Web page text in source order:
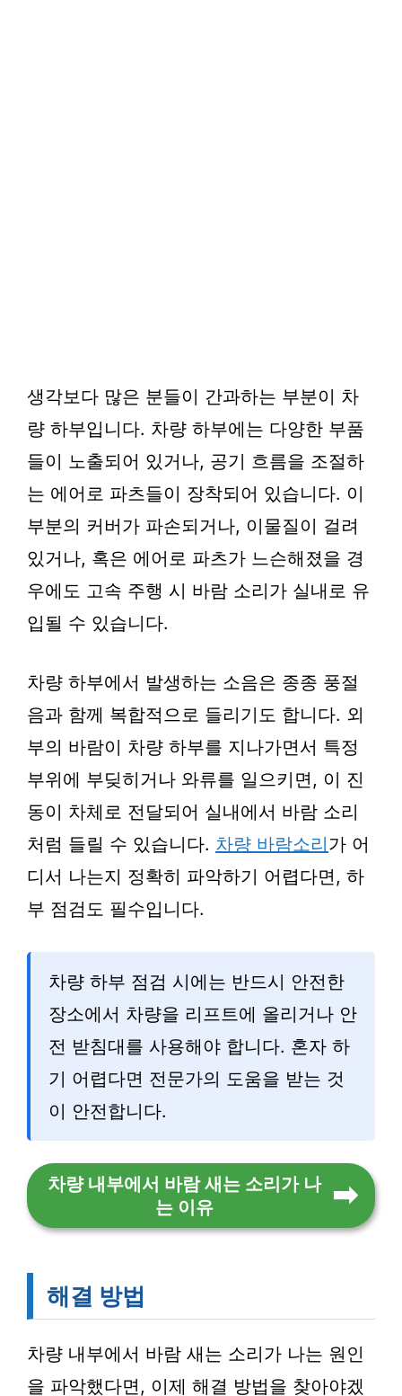
생각보다 많은 분들이 간과하는 부분이 차
량 하부입니다. 차량 하부에는 다양한 부품
들이 노출되어 있거나, 공기 흐름을 조절하
는 에어로 파츠들이 장착되어 있습니다. 이
부분의 커버가 파손되거나, 이물질이 걸려
있거나, 혹은 에어로 파츠가 느슨해졌을 경
우에도 고속 주행 시 바람 소리가 실내로 유
입될 수 있습니다.
차량 하부에서 발생하는 소음은 종종 풍절
음과 함께 복합적으로 들리기도 합니다. 외
부의 바람이 차량 하부를 지나가면서 특정
부위에 부딪히거나 와류를 일으키면, 이 진
동이 차체로 전달되어 실내에서 바람 소리
처럼 들릴 수 있습니다. 차량 바람소리가 어
디서 나는지 정확히 파악하기 어렵다면, 하
부 점검도 필수입니다.
차량 하부 점검 시에는 반드시 안전한
장소에서 차량을 리프트에 올리거나 안
전 받침대를 사용해야 합니다. 혼자 하
기 어렵다면 전문가의 도움을 받는 것
이 안전합니다.
차량 내부에서 바람 새는 소리가 나
는 이유
해결 방법
차량 내부에서 바람 새는 소리가 나는 원인
을 파악했다면, 이제 해결 방법을 찾아야겠